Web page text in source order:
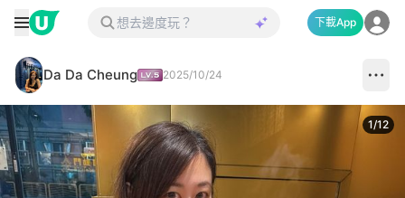
下載App
Da Da Cheung 2025/10/24
1/12